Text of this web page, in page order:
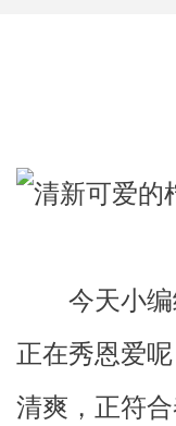
今天小编给
正在秀恩爱
清爽，正符